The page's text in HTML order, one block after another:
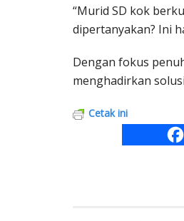
“Murid SD kok
dipertanyakan? Ini
Dengan fokus
menghadirkan
Cetak ini